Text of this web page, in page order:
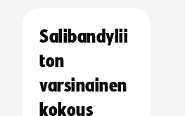
Salibandylii
ton
varsinainen
kokous